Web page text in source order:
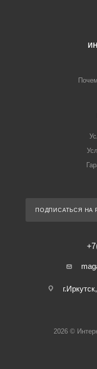
ПОДПИСАТЬСЯ НА
2026 ©